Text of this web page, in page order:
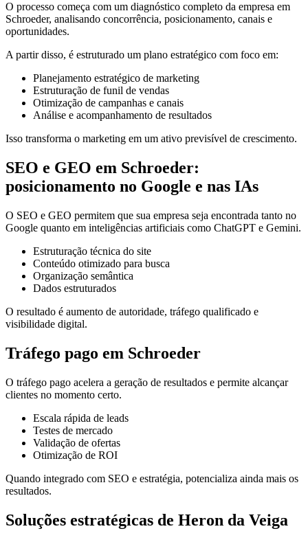
O processo começa com um diagnóstico completo da empresa em
Schroeder, analisando concorrência, posicionamento, canais e
oportunidades.
A partir disso, é estruturado um plano estratégico com foco em:
Planejamento estratégico de marketing
Estruturação de funil de vendas
Otimização de campanhas e canais
Análise e acompanhamento de resultados
Isso transforma o marketing em um ativo previsível de crescimento.
SEO e GEO em Schroeder:
posicionamento no Google e nas IAs
O SEO e GEO permitem que sua empresa seja encontrada tanto no
Google quanto em inteligências artificiais como ChatGPT e Gemini.
Estruturação técnica do site
Conteúdo otimizado para busca
Organização semântica
Dados estruturados
O resultado é aumento de autoridade, tráfego qualificado e
visibilidade digital.
Tráfego pago em Schroeder
O tráfego pago acelera a geração de resultados e permite alcançar
clientes no momento certo.
Escala rápida de leads
Testes de mercado
Validação de ofertas
Otimização de ROI
Quando integrado com SEO e estratégia, potencializa ainda mais os
resultados.
Soluções estratégicas de Heron da Veiga